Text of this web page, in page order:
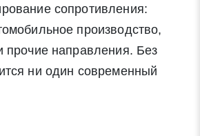
сопротивления:
производство,
прочие направления. Без
ни один современный